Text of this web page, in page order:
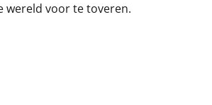
wereld voor te toveren.